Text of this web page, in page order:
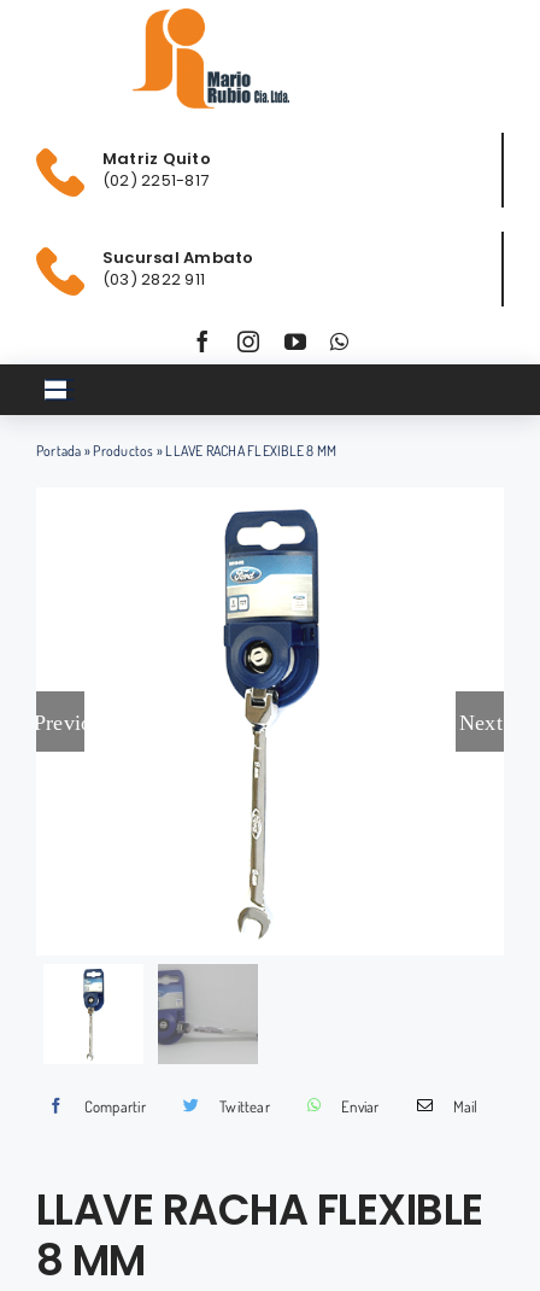
Matriz Quito
(02) 2251-817
Sucursal Ambato
(03) 2822 911
Toggle
Inicio
Tienda Virtual
Portada » Productos » LLAVE RACHA FLEXIBLE 8 MM
Previous Next
Compartir Twittear Enviar Mail
LLAVE RACHA FLEXIBLE
8 MM